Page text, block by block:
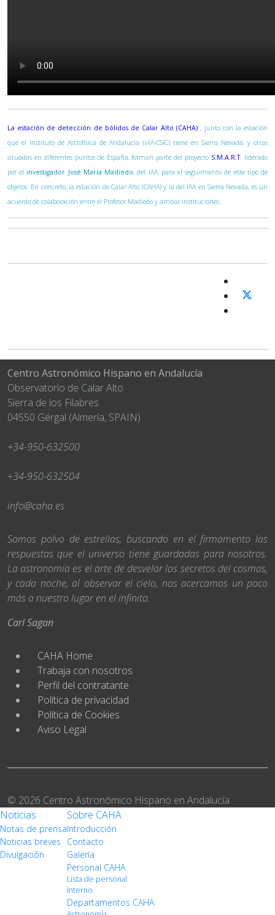
La estación de detección de bólidos de Calar Alto (CAHA) , junto con la estación
que el Instituto de Astrofísica de Andalucía (IAA-CSIC) tiene en Sierra Nevada, y otras
situadas en diferentes puntos de España, forman parte del proyecto S.M.A.R.T. liderado
por el investigador José María Madiedo, del IAA, para el seguimiento de este tipo de
objetos. En concreto, la estación de Calar Alto (CAHA) y la del IAA en Sierra Nevada, es un
acuerdo de colaboración entre el Profesor Madiedo y ambas instituciones.
Centro Astronómico Hispano en Andalucía
Observatorio de Calar Alto
Sierra de los Filabres
04550 Gérgal (Almería, SPAIN)
+34-950-632500
+34-950-632504
info@caha.es
Somos polvo de estrellas, buscando en el firmamento las
respuestas que el universo tiene guardadas para nosotros.
La astronomía es el arte de desvelar los secretos del cosmos,
y cada noche, al observar el cielo, nos acercamos un poco
más a nuestro lugar en el infinito.
Carl Sagan
CAHA Home
Trabaja con nosotros
Perfil del contratante
Política de privacidad
Política de Cookies
Aviso Legal
© 2026 Centro Astronómico Hispano en Andalucía
Noticias
Notas de prensa
Noticias breves
Divulgación
Sobre CAHA
Introducción
Contacto
Galería
Personal CAHA
Lista de personal
Interno
Departamentos CAHA